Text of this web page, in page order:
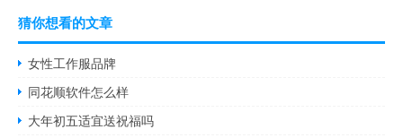
猜你想看的文章
女性工作服品牌
同花顺软件怎么样
大年初五适宜送祝福吗